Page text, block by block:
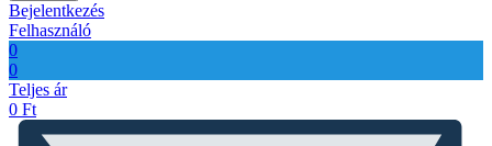
Bejelentkezés
Felhasználó
0
0
Teljes ár
0 Ft